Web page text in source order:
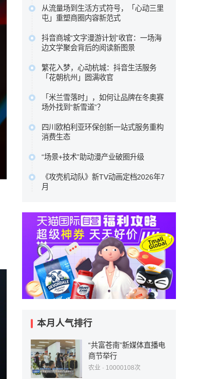
原文链接
一份安心。…
原文链接
地高定效果占据性价比区间，博洛尼以
“大师设计+德国品质”定位中高端，图森
则专注高端大宅整木定制。…
原文链接
从流量场到生活方式符号，「心动三里
屯」重塑商圈内容新范式
街即购物”的旧范式褪去，新一代消费者
走进商圈，为的不再是提袋消费，而是
一场可打卡、可停留、可分享、可聚会
的完整生活叙事。…
抖音商城“文字漫游计划”收官：一场海
边文学聚会背后的阅读新图景
分享了各自对文学与生活关系的理解。
徐则臣同时以《人民文学》主编身份，
谈及文学期刊在数字时代如何重新连接
读者。…
繁花入梦，心动杭城：抖音生活服务
「花朝杭州」圆满收官
奥体中心体育场、三潭印月、世纪中心
等六大本地核心景点，重磅推出了一组
城市情绪海报。…
原文链接
「米兰雪落时」，如何让品牌在冬奥赛
场外找到“新雪道”？
赛场之外，用一场全民参与的多巴胺
Citywalk，带着水之蔻、橘朵、INTO
YOU等品牌，走进了全球年轻人的视野
原文链接
四川欧柏利亚环保创新一站式服务重构
消费生态
基，凭借ENF级艾草防撞板的产品创新
与一站式服务体系的深度布局，为行业
转型升级提供了可借鉴的实践样本，更
“场景+技术”助动漫产业破圈升级
量发展转型、从文化产品输出向产业能
力输出升级的关键阶段。向新场景要增
能，已成为中国动漫产业守正创新的核
心发展路径。…
原文链接
《攻壳机动队》新TV动画定档2026年7
月
园城塔担任系列构成，半田修平负责人
物设定。…
原文链接
本月人气排行
“共富苍南”新媒体直播电
商节举行
农业 · 10000108次